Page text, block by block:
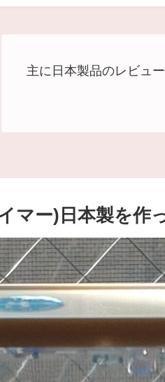
主に日本製品のレビュ
マー)日本製を作